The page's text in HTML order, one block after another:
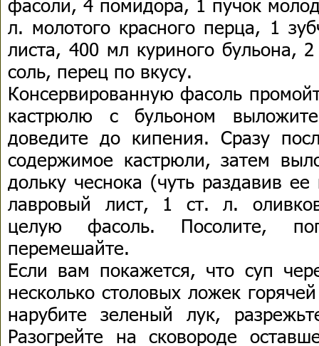
л. молотого красного перца, 1
листа, 400 мл куриного бульона,
соль, перец по вкусу.
Консервированную фасоль
кастрюлю с бульоном
доведите до кипения. Сразу
содержимое кастрюли, затем
дольку чеснока (чуть раздавив
лавровый лист, 1 ст. л.
целую фасоль. Посолите,
перемешайте.
Если вам покажется, что суп
несколько столовых ложек
нарубите зеленый лук,
Разогрейте на сковороде